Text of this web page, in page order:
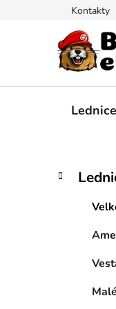
Kontakty
PPřeskočit
kategorie
K
a